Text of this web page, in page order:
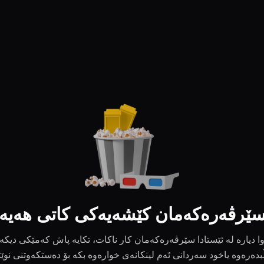
کێشەیەکی کاتی
وا دیارە لە ئێستادا سێرڤەرەکەمان کار ناکات، تکایە پاش کەمێکی دیکە
یاخود سەردانی ئەم لینکانەی خوارەوە بکە بۆ دەستکەوتنی